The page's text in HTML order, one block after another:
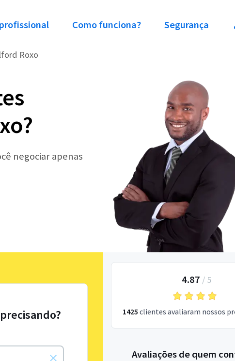
Como funciona? Segurança
Roxo
negociar apenas
4.87 / 5
1425 clientes avaliaram nossos
Avaliações de quem